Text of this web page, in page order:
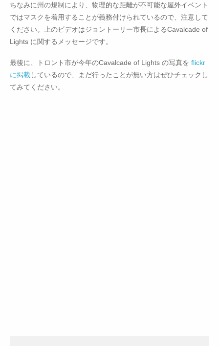
ちなみに州の規制により、物理的な距離が不可能な屋外イベント
ではマスクを着用することが義務付けられているので、注意して
ください。上のビデオはジョントーリー市長によるCavalcade of
Lights に関するメッセージです。
最後に、トロント市が今年のCavalcade of Lights の写真を flickr
に掲載しているので、まだ行ったことが無い方はぜひチェックし
てみてください。